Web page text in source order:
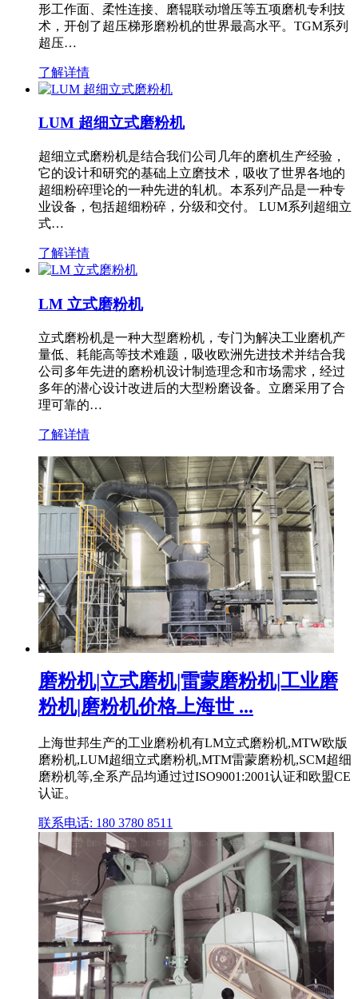
形工作面、柔性连接、磨辊联动增压等五项磨机专利技
术，开创了超压梯形磨粉机的世界最高水平。TGM系列
超压…
了解详情
LUM 超细立式磨粉机
超细立式磨粉机是结合我们公司几年的磨机生产经验，
它的设计和研究的基础上立磨技术，吸收了世界各地的
超细粉碎理论的一种先进的轧机。本系列产品是一种专
业设备，包括超细粉碎，分级和交付。 LUM系列超细立
式…
了解详情
LM 立式磨粉机
立式磨粉机是一种大型磨粉机，专门为解决工业磨机产
量低、耗能高等技术难题，吸收欧洲先进技术并结合我
公司多年先进的磨粉机设计制造理念和市场需求，经过
多年的潜心设计改进后的大型粉磨设备。立磨采用了合
理可靠的…
了解详情
磨粉机|立式磨机|雷蒙磨粉机|工业磨
粉机|磨粉机价格上海世 ...
上海世邦生产的工业磨粉机有LM立式磨粉机,MTW欧版
磨粉机,LUM超细立式磨粉机,MTM雷蒙磨粉机,SCM超细
磨粉机等,全系产品均通过过ISO9001:2001认证和欧盟CE
认证。
联系电话: 180 3780 8511